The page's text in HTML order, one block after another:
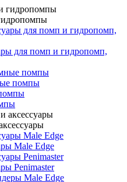
для помп и гидропомп,
помпы
Male Edge
Penimaster